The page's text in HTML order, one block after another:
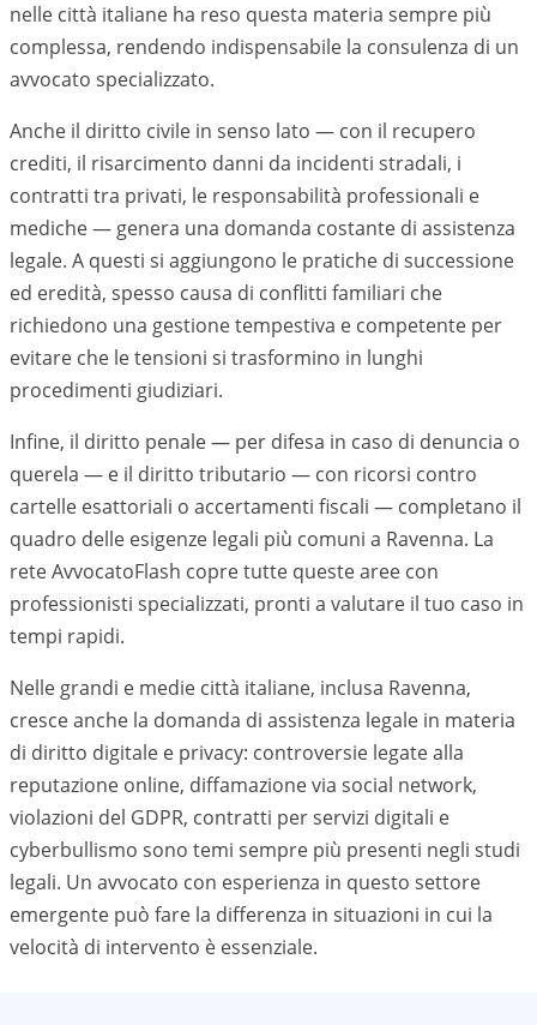
nelle città italiane ha reso questa materia sempre più
complessa, rendendo indispensabile la consulenza di un
avvocato specializzato.
Anche il diritto civile in senso lato — con il recupero
crediti, il risarcimento danni da incidenti stradali, i
contratti tra privati, le responsabilità professionali e
mediche — genera una domanda costante di assistenza
legale. A questi si aggiungono le pratiche di successione
ed eredità, spesso causa di conflitti familiari che
richiedono una gestione tempestiva e competente per
evitare che le tensioni si trasformino in lunghi
procedimenti giudiziari.
Infine, il diritto penale — per difesa in caso di denuncia o
querela — e il diritto tributario — con ricorsi contro
cartelle esattoriali o accertamenti fiscali — completano il
quadro delle esigenze legali più comuni a Ravenna. La
rete AvvocatoFlash copre tutte queste aree con
professionisti specializzati, pronti a valutare il tuo caso in
tempi rapidi.
Nelle grandi e medie città italiane, inclusa Ravenna,
cresce anche la domanda di assistenza legale in materia
di diritto digitale e privacy: controversie legate alla
reputazione online, diffamazione via social network,
violazioni del GDPR, contratti per servizi digitali e
cyberbullismo sono temi sempre più presenti negli studi
legali. Un avvocato con esperienza in questo settore
emergente può fare la differenza in situazioni in cui la
velocità di intervento è essenziale.